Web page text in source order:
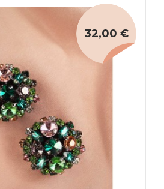
32,00 €